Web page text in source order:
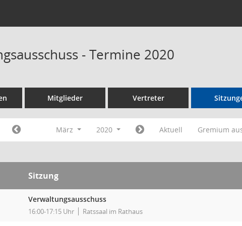
- Termine 2020
Mitglieder Vertreter
März 2020 Aktuell Gremium
Sitzung
Verwaltungsausschuss
16:00-17:15 Uhr Ratssaal im Rathaus